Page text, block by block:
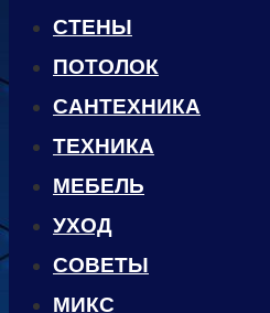
СТЕНЫ
ПОТОЛОК
САНТЕХНИКА
ТЕХНИКА
МЕБЕЛЬ
УХОД
CОВЕТЫ
МИКС